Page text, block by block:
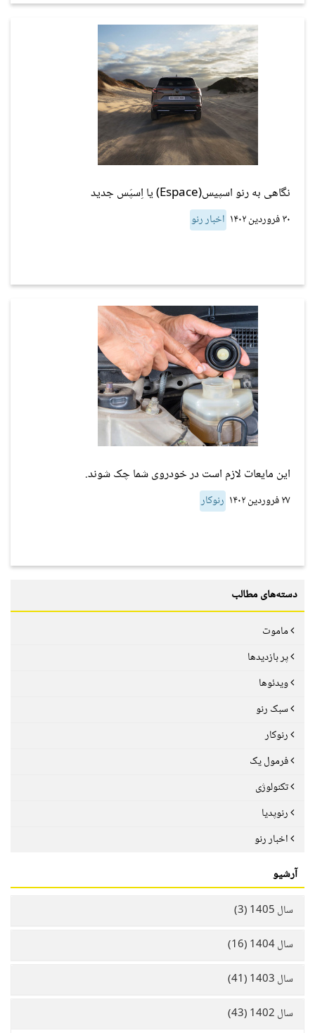
نگاهی به رنو اسپیس(Espace) یا اِسپَس جدید
۳۰ فروردین ۱۴۰۲ اخبار رنو
این مایعات لازم است در خودروی شما چک شوند.
۲۷ فروردین ۱۴۰۲ رنوکار
دسته‌های مطالب
ماموت
پر بازدیدها
ویدئوها
سبک رنو
رنوکار
فرمول یک
تکنولوژی
رنوپدیا
اخبار رنو
آرشیو
سال 1405 (3)
سال 1404 (16)
سال 1403 (41)
سال 1402 (43)